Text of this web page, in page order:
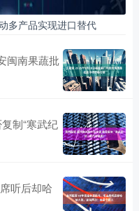
多产品实现进口替代
闽南果蔬批
制“寒武纪
听后却哈